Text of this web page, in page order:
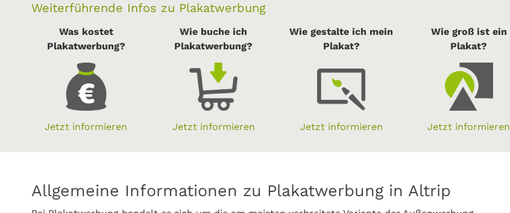
Weiterführende Infos zu Plakatwerbung
Was kostet
Plakatwerbung?
Jetzt informieren
Wie buche ich
Plakatwerbung?
Jetzt informieren
Wie gestalte ich mein
Plakat?
Jetzt informieren
Wie groß ist ein
Plakat?
Jetzt informieren
Allgemeine Informationen zu Plakatwerbung in Altrip